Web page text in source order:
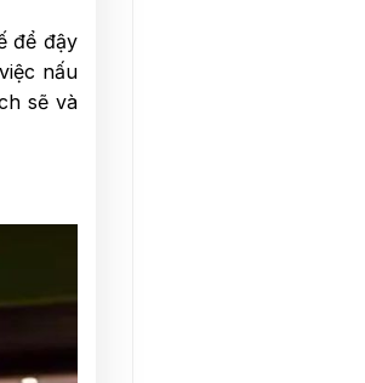
để đậy
nấu
sẽ và